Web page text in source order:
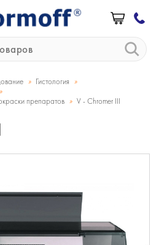
» Гистология »
»
препаратов » V - Chromer III